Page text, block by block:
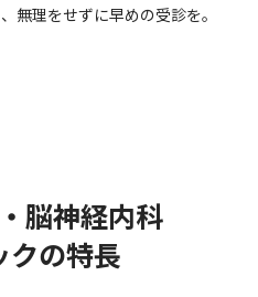
無理をせずに早めの受診を。
脳神経内科
クの特長